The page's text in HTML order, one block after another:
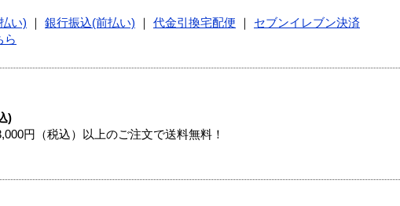
い) 銀行振込(前払い) 代金引換宅配便
セブンイレブン決済
ら
)
円（税込）以上のご注文で送料無料！